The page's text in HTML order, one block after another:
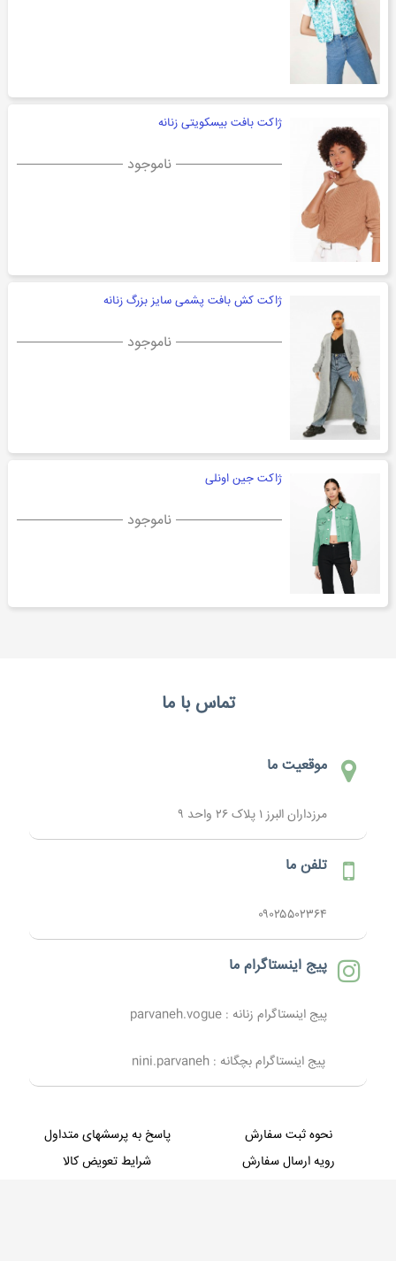
ژاکت بافت بیسکویتی زنانه
ناموجود
ژاکت کش بافت پشمی سایز بزرگ زنانه
ناموجود
ژاکت جین اونلی
ناموجود
تماس با ما
موقعیت ما
مرزداران البرز ۱ پلاک ۲۶ واحد ۹
تلفن ما
۰۹۰۲۵۵۰۲۳۶۴
پیج اینستاگرام ما
پیج اینستاگرام زنانه : parvaneh.vogue
پیج اینستاگرام بچگانه : nini.parvaneh
نحوه ثبت سفارش
رویه ارسال سفارش
پاسخ به پرسشهای متداول
شرایط تعویض کالا